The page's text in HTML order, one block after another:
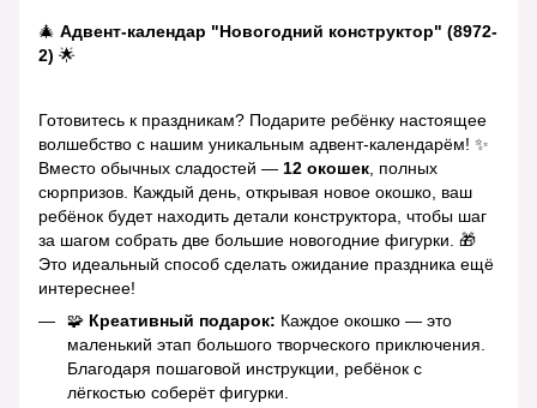
🎄 Адвент-календар "Новогодний конструктор" (8972-
2) 🌟
Готовитесь к праздникам? Подарите ребёнку настоящее
волшебство с нашим уникальным адвент-календарём! ✨
Вместо обычных сладостей — 12 окошек , полных
сюрпризов. Каждый день, открывая новое окошко, ваш
ребёнок будет находить детали конструктора, чтобы шаг
за шагом собрать две большие новогодние фигурки. 🎁
Это идеальный способ сделать ожидание праздника ещё
интереснее!
🧩 Креативный подарок: Каждое окошко — это
маленький этап большого творческого приключения.
Благодаря пошаговой инструкции, ребёнок с
лёгкостью соберёт фигурки.